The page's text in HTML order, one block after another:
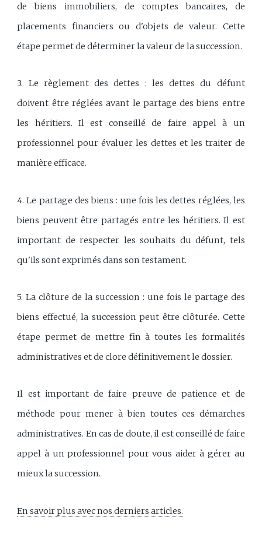
de biens immobiliers, de comptes bancaires, de
placements financiers ou d'objets de valeur. Cette
étape permet de déterminer la valeur de la succession.
3. Le règlement des dettes : les dettes du défunt
doivent être réglées avant le partage des biens entre
les héritiers. Il est conseillé de faire appel à un
professionnel pour évaluer les dettes et les traiter de
manière efficace.
4. Le partage des biens : une fois les dettes réglées, les
biens peuvent être partagés entre les héritiers. Il est
important de respecter les souhaits du défunt, tels
qu'ils sont exprimés dans son testament.
5. La clôture de la succession : une fois le partage des
biens effectué, la succession peut être clôturée. Cette
étape permet de mettre fin à toutes les formalités
administratives et de clore définitivement le dossier.
Il est important de faire preuve de patience et de
méthode pour mener à bien toutes ces démarches
administratives. En cas de doute, il est conseillé de faire
appel à un professionnel pour vous aider à gérer au
mieux la succession.
En savoir plus avec nos derniers articles.